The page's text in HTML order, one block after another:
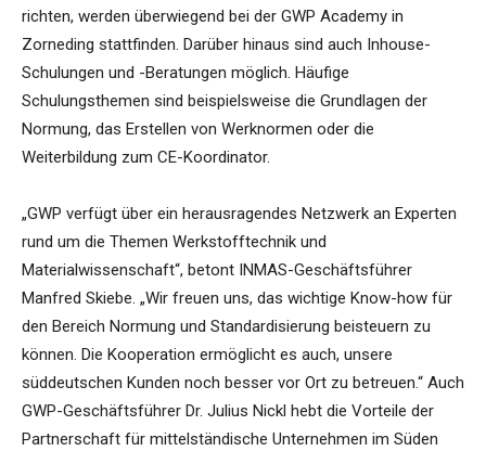
richten, werden überwiegend bei der GWP Academy in
Zorneding stattfinden. Darüber hinaus sind auch Inhouse-
Schulungen und -Beratungen möglich. Häufige
Schulungsthemen sind beispielsweise die Grundlagen der
Normung, das Erstellen von Werknormen oder die
Weiterbildung zum CE-Koordinator.
„GWP verfügt über ein herausragendes Netzwerk an Experten
rund um die Themen Werkstofftechnik und
Materialwissenschaft“, betont INMAS-Geschäftsführer
Manfred Skiebe. „Wir freuen uns, das wichtige Know-how für
den Bereich Normung und Standardisierung beisteuern zu
können. Die Kooperation ermöglicht es auch, unsere
süddeutschen Kunden noch besser vor Ort zu betreuen.“ Auch
GWP-Geschäftsführer Dr. Julius Nickl hebt die Vorteile der
Partnerschaft für mittelständische Unternehmen im Süden